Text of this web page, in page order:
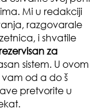
Mi u redakciji
razgovarale
i shvatile
za
sistem. U ovom
od a do š
pretvorite u